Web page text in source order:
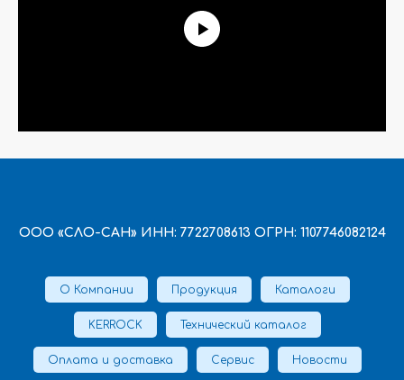
ООО «СЛО-САН» ИНН: 7722708613 ОГРН: 1107746082124
О Компании Продукция Каталоги
KERROCK Технический каталог
Оплата и доставка Сервис Новости